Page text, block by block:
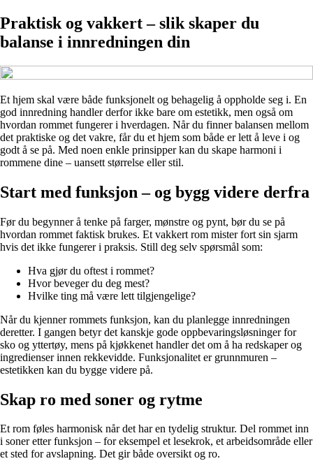
Praktisk og vakkert – slik skaper du
balanse i innredningen din
Et hjem skal være både funksjonelt og behagelig å oppholde seg i. En
god innredning handler derfor ikke bare om estetikk, men også om
hvordan rommet fungerer i hverdagen. Når du finner balansen mellom
det praktiske og det vakre, får du et hjem som både er lett å leve i og
godt å se på. Med noen enkle prinsipper kan du skape harmoni i
rommene dine – uansett størrelse eller stil.
Start med funksjon – og bygg videre derfra
Før du begynner å tenke på farger, mønstre og pynt, bør du se på
hvordan rommet faktisk brukes. Et vakkert rom mister fort sin sjarm
hvis det ikke fungerer i praksis. Still deg selv spørsmål som:
Hva gjør du oftest i rommet?
Hvor beveger du deg mest?
Hvilke ting må være lett tilgjengelige?
Når du kjenner rommets funksjon, kan du planlegge innredningen
deretter. I gangen betyr det kanskje gode oppbevaringsløsninger for
sko og yttertøy, mens på kjøkkenet handler det om å ha redskaper og
ingredienser innen rekkevidde. Funksjonalitet er grunnmuren –
estetikken kan du bygge videre på.
Skap ro med soner og rytme
Et rom føles harmonisk når det har en tydelig struktur. Del rommet inn
i soner etter funksjon – for eksempel et lesekrok, et arbeidsområde eller
et sted for avslapning. Det gir både oversikt og ro.